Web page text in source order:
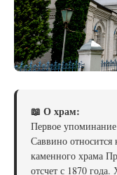
📖 О храм:
Первое
Саввино
каменного храма
отсчет с 1870